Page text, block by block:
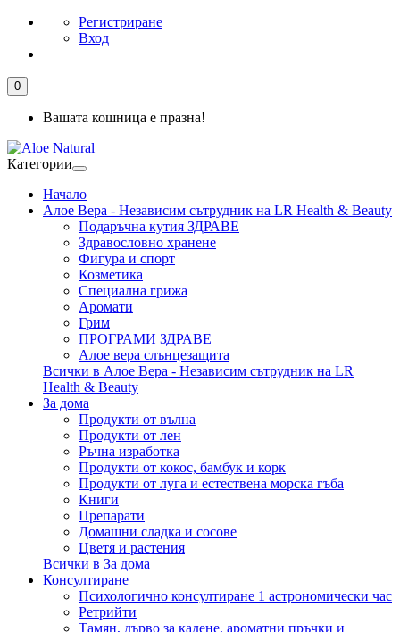
Регистриране
Вход
0
Вашата кошница е празна!
Категории
Начало
Алое Вера - Независим сътрудник на LR Health & Beauty
Подаръчна кутия ЗДРАВЕ
Здравословно хранене
Фигура и спорт
Козметика
Специална грижа
Аромати
Грим
ПРОГРАМИ ЗДРАВЕ
Алое вера слънцезащита
Всички в Алое Вера - Независим сътрудник на LR
Health & Beauty
За дома
Продукти от вълна
Продукти от лен
Ръчна изработка
Продукти от кокос, бамбук и корк
Продукти от луга и естествена морска гъба
Книги
Препарати
Домашни сладка и сосове
Цветя и растения
Всички в За дома
Консултиране
Психологично консултиране 1 астрономически час
Ретрийти
Тамян, дърво за кадене, ароматни пръчки и